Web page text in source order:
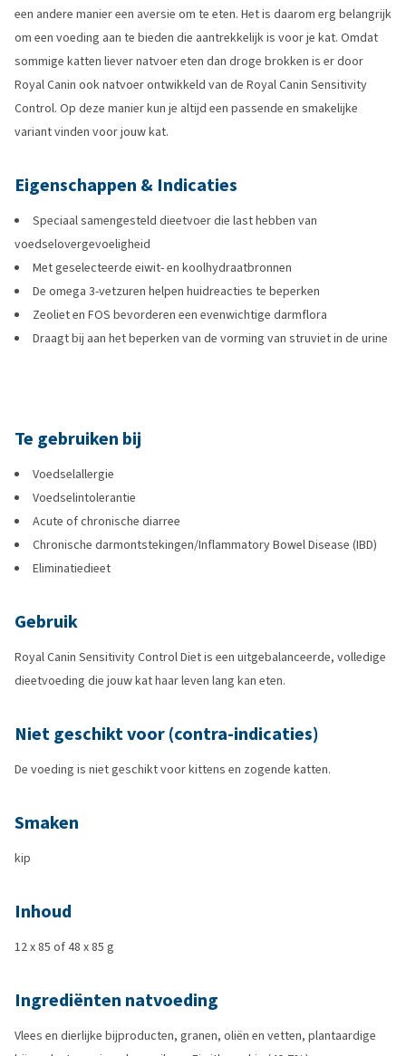
een andere manier een aversie om te eten. Het is daarom erg belangrijk
om een voeding aan te bieden die aantrekkelijk is voor je kat. Omdat
sommige katten liever natvoer eten dan droge brokken is er door
Royal Canin ook natvoer ontwikkeld van de Royal Canin Sensitivity
Control. Op deze manier kun je altijd een passende en smakelijke
variant vinden voor jouw kat.
Eigenschappen & Indicaties
Speciaal samengesteld dieetvoer die last hebben van
voedselovergevoeligheid
Met geselecteerde eiwit- en koolhydraatbronnen
De omega 3-vetzuren helpen huidreacties te beperken
Zeoliet en FOS bevorderen een evenwichtige darmflora
Draagt bij aan het beperken van de vorming van struviet in de urine
Te gebruiken bij
Voedselallergie
Voedselintolerantie
Acute of chronische diarree
Chronische darmontstekingen/Inflammatory Bowel Disease (IBD)
Eliminatiedieet
Gebruik
Royal Canin Sensitivity Control Diet is een uitgebalanceerde, volledige
dieetvoeding die jouw kat haar leven lang kan eten.
Niet geschikt voor (contra-indicaties)
De voeding is niet geschikt voor kittens en zogende katten.
Smaken
kip
Inhoud
12 x 85 of 48 x 85 g
Ingrediënten natvoeding
Vlees en dierlijke bijproducten, granen, oliën en vetten, plantaardige